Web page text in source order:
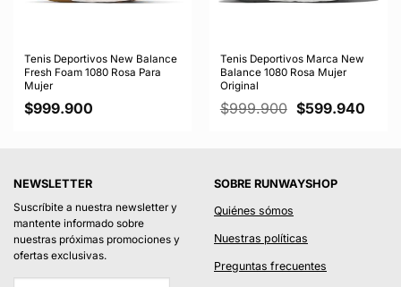
Tenis Deportivos New Balance
Fresh Foam 1080 Rosa Para
Mujer
$999.900
Tenis Deportivos Marca New
Balance 1080 Rosa Mujer
Original
$999.900 El
precio
$599.940El
NEWSLETTER
Suscríbite a nuestra newsletter y
mantente informado sobre
nuestras próximas promociones y
ofertas exclusivas.
SOBRE RUNWAYSHOP
Quiénes sómos
Nuestras políticas
Preguntas frecuentes